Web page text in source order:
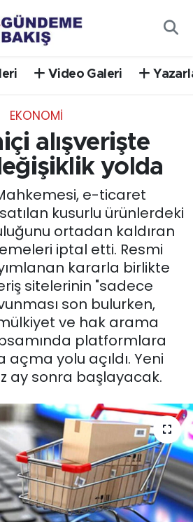
Video Galeri
EKONOMİ
alışverişte
yolda
e-ticaret
kusurlu ürünlerdeki
ortadan kaldıran
iptal etti. Resmi
kararla birlikte
sitelerinin "sadece
son bulurken,
ve hak arama
platformlara
açma yolu açıldı. Yeni
ay sonra başlayacak.
Durumu ve Fikstür